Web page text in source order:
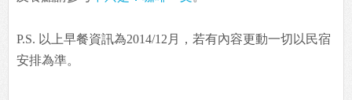
P.S. 以上早餐資訊為2014/12月，若有內容更動一切以民宿
安排為準。